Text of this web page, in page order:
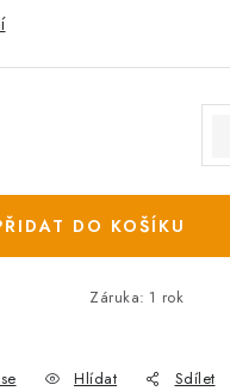
Zásady zpracování
DO KOŠÍKU
Záruka: 1 rok
Hlídat Sdílet